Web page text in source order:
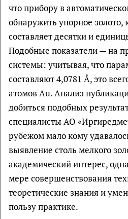
что прибору в
обнаружить упорное золото,
составляет десятки и
Подобные показатели — на
системы: учитывая, что
составляют 4,0781 Å, это
атомов Au. Анализ
добиться подобных
специалисты АО
рубежом мало кому
выявление столь мелкого
академический интерес,
мере совершенствования
теоретические знания и
пользу практике.